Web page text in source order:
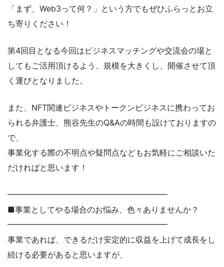
「まず、Web3って何？」という方でもぜひふらっとお立
ち寄りください！
第4回目となる今回はビジネスマッチングや交流会の場と
してもご活用頂けるよう、規模を大きくし、開催させて頂
く運びとなりました。
また、NFT関連ビジネスやトークンビジネスに携わってお
られる弁護士、熊谷先生のQ&Aの時間も設けておりますの
で、
事業化する際の不明点や疑問点などもお気軽にご相談いた
だければと思います！
━━━━━━━━━━━━━━━━━━━━
■事業としてやる場合のお悩み、色々ありませんか？
━━━━━━━━━━━━━━━━━━━━
事業であれば、できるだけ安定的に収益を上げて成長をし
続ける必要があると思いますが、